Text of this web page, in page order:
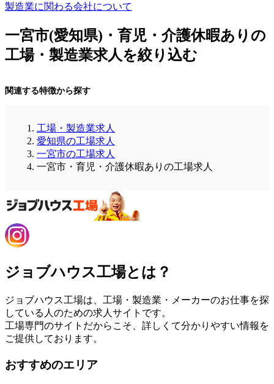
製造業に関わる会社について
一宮市(愛知県)・育児・介護休暇ありの
工場・製造業求人を絞り込む
関連する特徴から探す
工場・製造業求人
愛知県の工場求人
一宮市の工場求人
一宮市・育児・介護休暇ありの工場求人
ジョブハウス工場とは？
ジョブハウス工場は、工場・製造業・メーカーのお仕事を探
している人のための求人サイトです。
工場専門のサイトだからこそ、詳しくて分かりやすい情報を
ご提供しております。
おすすめのエリア